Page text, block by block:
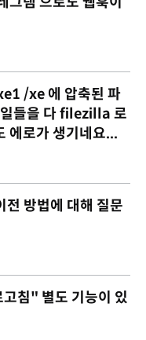
/xe 에 압축된 파
들을 다 filezilla 로
에로가 생기네요...
방법에 대해 질문
침" 별도 기능이 있